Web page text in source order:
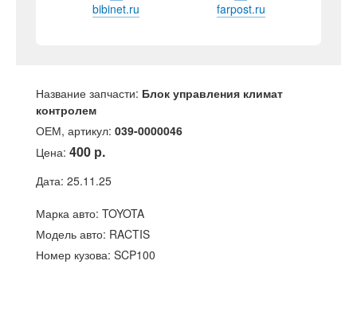
bibinet.ru farpost.ru
Название запчасти: Блок управления климат
контролем
ОЕМ, артикул: 039-0000046
Цена: 400 р.
Дата: 25.11.25
Марка авто: TOYOTA
Модель авто: RACTIS
Номер кузова: SCP100